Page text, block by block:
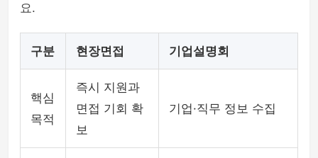
요.
구분 현장면접 기업설명회
핵심
목적
즉시 지원과
면접 기회 확
보
기업·직무 정보 수집